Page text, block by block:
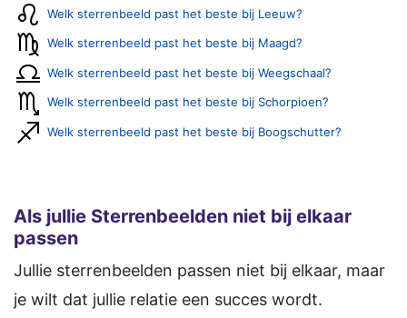
Welk sterrenbeeld past het beste bij Leeuw?
Welk sterrenbeeld past het beste bij Maagd?
Welk sterrenbeeld past het beste bij Weegschaal?
Welk sterrenbeeld past het beste bij Schorpioen?
Welk sterrenbeeld past het beste bij Boogschutter?
Als jullie Sterrenbeelden niet bij elkaar
passen
Jullie sterrenbeelden passen niet bij elkaar, maar
je wilt dat jullie relatie een succes wordt.